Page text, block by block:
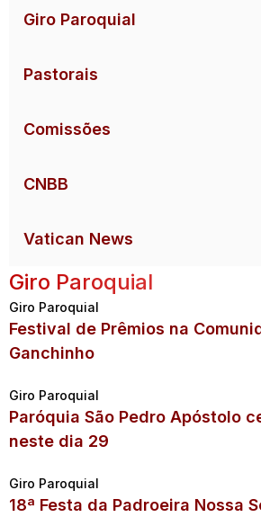
Giro Paroquial
Pastorais
Comissões
CNBB
Vatican News
Giro Paroquial
Giro Paroquial
Festival de Prêmios na
Ganchinho
Giro Paroquial
Paróquia São Pedro Apóstolo
neste dia 29
Giro Paroquial
18ª Festa da Padroeira Nossa